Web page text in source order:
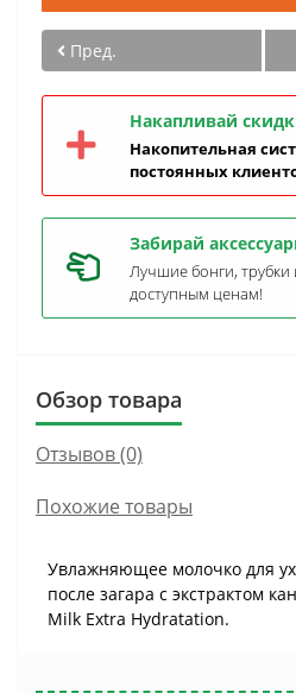
Пред.
Накапливай
Накопительная
постоянных
Забирай
Лучшие бонги, трубки
доступным ценам!
Обзор товара
Отзывов (0)
Похожие товары
Увлажняющее молочко для
после загара с экстрактом
Milk Extra Hydratation.